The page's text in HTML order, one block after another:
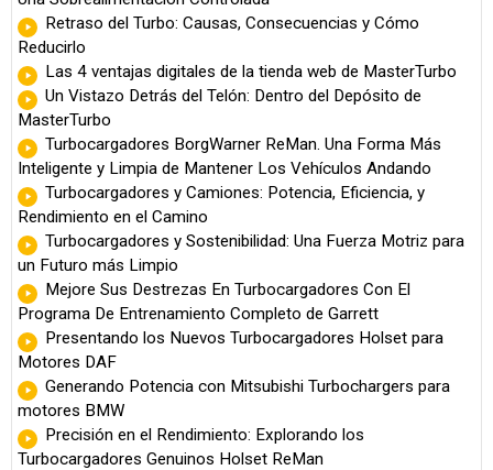
Retraso del Turbo: Causas, Consecuencias y Cómo
Reducirlo
Las 4 ventajas digitales de la tienda web de MasterTurbo
Un Vistazo Detrás del Telón: Dentro del Depósito de
MasterTurbo
Turbocargadores BorgWarner ReMan. Una Forma Más
Inteligente y Limpia de Mantener Los Vehículos Andando
Turbocargadores y Camiones: Potencia, Eficiencia, y
Rendimiento en el Camino
Turbocargadores y Sostenibilidad: Una Fuerza Motriz para
un Futuro más Limpio
Mejore Sus Destrezas En Turbocargadores Con El
Programa De Entrenamiento Completo de Garrett
Presentando los Nuevos Turbocargadores Holset para
Motores DAF
Generando Potencia con Mitsubishi Turbochargers para
motores BMW
Precisión en el Rendimiento: Explorando los
Turbocargadores Genuinos Holset ReMan